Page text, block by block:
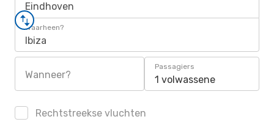
Eindhoven
Waarheen?
Ibiza
Wanneer?
Passagiers
1 volwassene
Rechtstreekse vluchten